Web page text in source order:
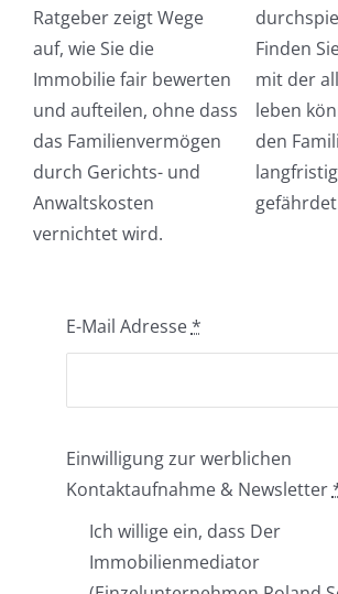
Ratgeber zeigt Wege
auf, wie Sie die
Immobilie fair bewerten
und aufteilen, ohne dass
das Familienvermögen
durch Gerichts- und
Anwaltskosten
vernichtet wird.
Finden
mit der
leben
den
E-Mail Adresse*
Einwilligung zur werblichen
Kontaktaufnahme & Newsletter
Ich willige ein, dass Der
Immobilienmediator